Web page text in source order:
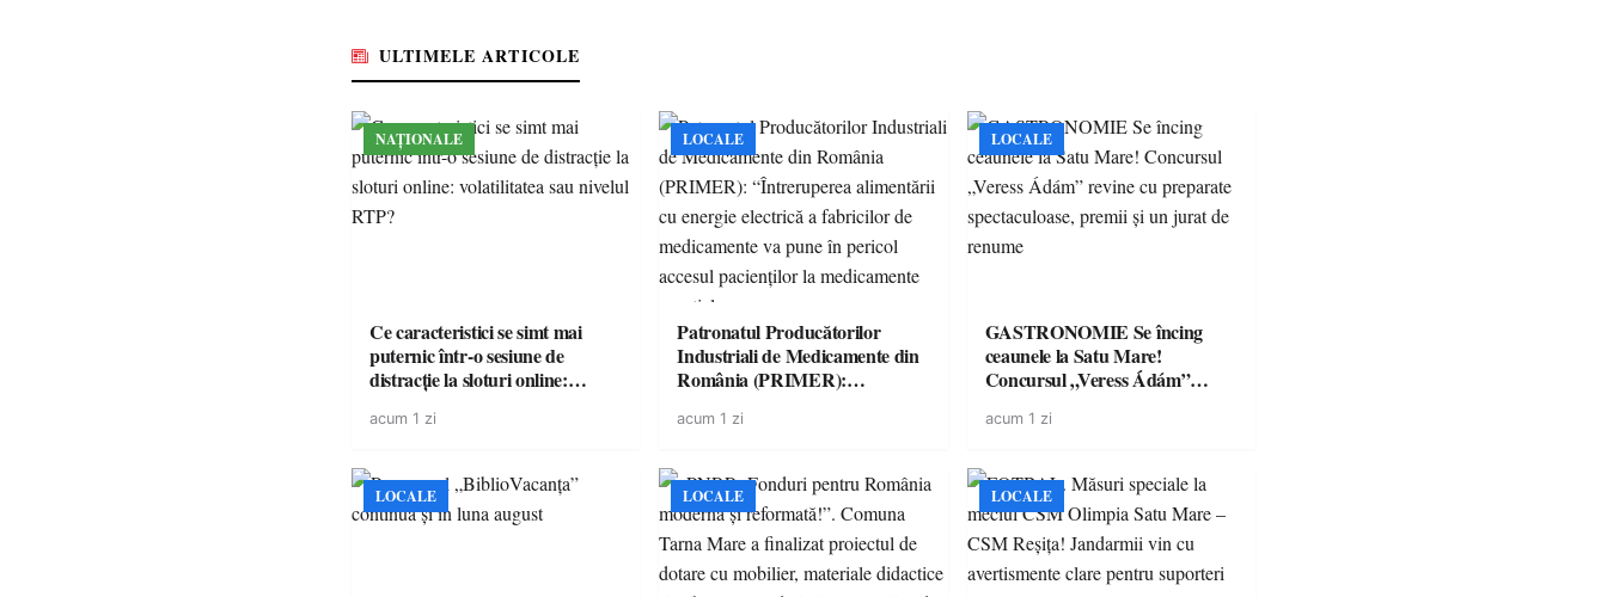
ULTIMELE ARTICOLE
NAȚIONALE
Ce caracteristici se simt mai
puternic într-o sesiune de
distracție la sloturi online:
acum 1 zi
LOCALE
Patronatul Producătorilor
Industriali de Medicamente din
România (PRIMER):
energie electrică a fabricilor de
accesul pacienților la
medicamente esențiale
acum 1 zi
LOCALE
GASTRONOMIE Se încing
ceaunele la Satu Mare!
Concursul „Veress Ádám”
spectaculoase, premii și un jurat
acum 1 zi
LOCALE LOCALE LOCALE